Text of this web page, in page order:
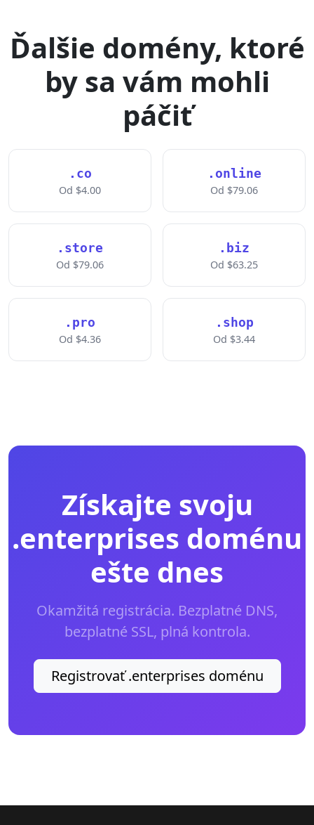
Ďalšie domény, ktoré
by sa vám mohli
páčiť
.co
Od $4.00
.online
Od $79.06
.store
Od $79.06
.biz
Od $63.25
.pro
Od $4.36
.shop
Od $3.44
Získajte svoju
.enterprises doménu
ešte dnes
Okamžitá registrácia. Bezplatné DNS,
bezplatné SSL, plná kontrola.
Registrovať .enterprises doménu